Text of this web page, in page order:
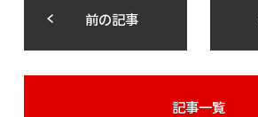
前の記事
記事一覧